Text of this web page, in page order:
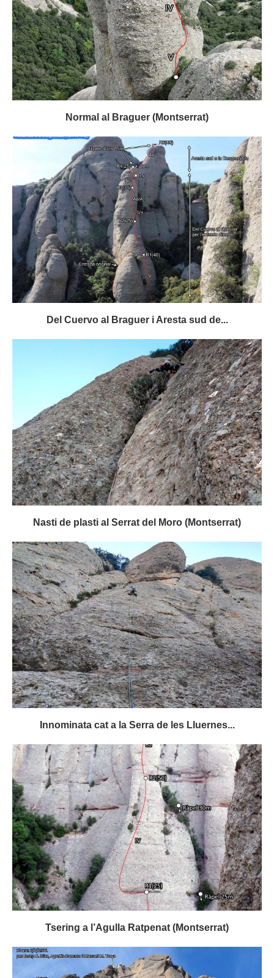
Normal al Braguer (Montserrat)
Del Cuervo al Braguer i Aresta sud de...
Nasti de plasti al Serrat del Moro (Montserrat)
Innominata cat a la Serra de les Lluernes...
Tsering a l’Agulla Ratpenat (Montserrat)